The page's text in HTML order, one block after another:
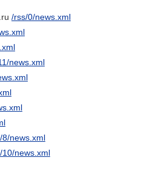
/rss/0/news.xml
news.xml
8/news.xml
10/news.xml